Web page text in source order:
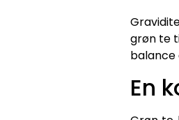
grøn te
balance
En